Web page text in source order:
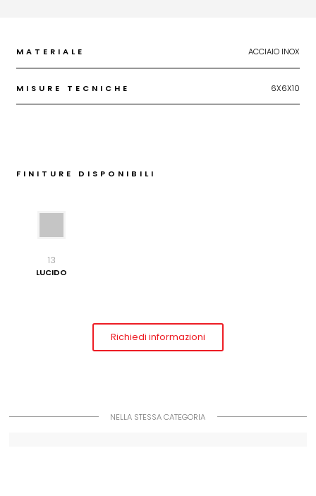
MATERIALE ACCIAIO INOX
MISURE TECNICHE 6X6X10
FINITURE DISPONIBILI
13
LUCIDO
Richiedi informazioni
NELLA STESSA CATEGORIA